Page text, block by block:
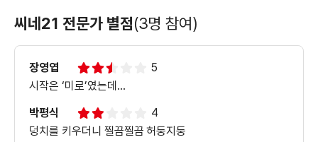
＜메이즈 러너: 데스 큐어＞팬심 자극
페스티벌 상영회 영상
＜메이즈 러너: 데스 큐어＞민호의
씨네21 전문가 별점(3명 참여)
장영엽
5
시작은 ‘미로’였는데…
박평식
4
덩치를 키우더니 찔끔찔끔 허둥지둥